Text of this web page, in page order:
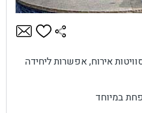
אירוח יוקרתי עם 7 סוויטות אירוח, אפשרות ליחידה
במיוחד